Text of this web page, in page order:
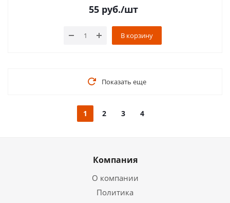
55руб./шт
В корзину
Показать еще
1 2 3 4
Компания
О компании
Политика